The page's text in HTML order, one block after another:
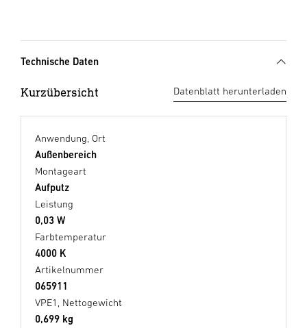
Technische Daten
Kurzübersicht Datenblatt herunterladen
Anwendung, Ort
Außenbereich
Montageart
Aufputz
Leistung
0,03 W
Farbtemperatur
4000 K
Artikelnummer
065911
VPE1, Nettogewicht
0,699 kg